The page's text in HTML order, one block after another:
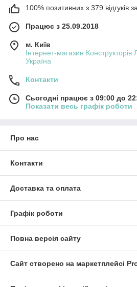
100% позитивних з 379 відгуків
Працює з 25.09.2018
м. Київ
Інтернет-магазин
Україна
Контакти
Сьогодні працює з 09:00 до
Показати весь графік роботи
Про нас
Контакти
Доставка та оплата
Графік роботи
Повна версія сайту
Сайт створено на маркетплейсі